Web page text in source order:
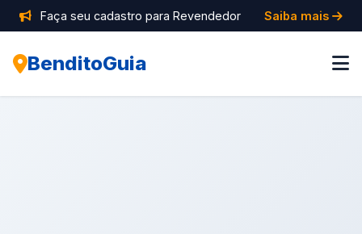
Faça seu cadastro para Revendedor Saiba mais
BenditoGuia